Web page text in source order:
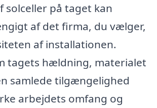
solceller på taget kan
af det firma, du vælger,
af installationen.
tagets hældning, materialet
samlede tilgængelighed
arbejdets omfang og